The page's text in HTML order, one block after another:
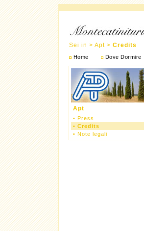
Sei in > Apt > Credits
Home Dove Dormire
Apt
• Press
• Credits
• Note legali